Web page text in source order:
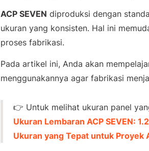
ACP SEVEN diproduksi dengan
ukuran yang konsisten. Hal ini
proses fabrikasi.
Pada artikel ini, Anda akan
menggunakannya agar fabrikasi
👉 Untuk melihat ukuran panel
Ukuran Lembaran ACP SEVEN:
Ukuran yang Tepat untuk Proyek